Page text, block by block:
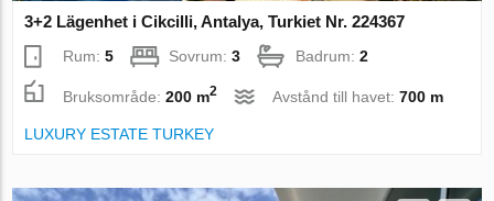
3+2 Lägenhet i Cikcilli, Antalya, Turkiet Nr. 224367
Rum:5 Sovrum:3 Badrum:2
Bruksområde:200 m2 Avstånd till havet:700 m
LUXURY ESTATE TURKEY